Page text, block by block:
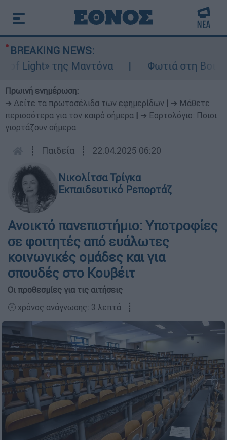
BREAKING NEWS:
της Μαντόνα
Φωτιά στη Βοιωτία:
Πρωινή ενημέρωση:
➔ Δείτε τα πρωτοσέλιδα των εφημερίδων
➔ Μάθετε
περισσότερα για τον καιρό σήμερα
➔ Εορτολόγιο: Ποιοι
γιορτάζουν σήμερα
┋ Παιδεία ┋ 22.04.2025 06:20
Νικολίτσα Τρίγκα
Εκπαιδευτικό Ρεπορτάζ
Ανοικτό πανεπιστήμιο: Υποτροφίες
σε φοιτητές από ευάλωτες
κοινωνικές ομάδες και για
σπουδές στο Κουβέιτ
Οι προθεσμίες για τις αιτήσεις
🕛 χρόνος ανάγνωσης: 3 λεπτά ┋